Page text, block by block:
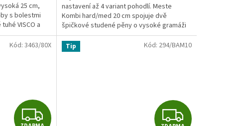
25 cm,
s bolestmi
VISCO a
nastavení až 4 variant pohodlí. Meste
Kombi hard/med 20 cm spojuje dvě
špičkové studené pěny o vysoké gramáži
55 kg/m³ do jednoho jádra. Tato
konstrukce vám umožní...
Z
Kód: 3463/80X Tip
Z
Kód: 294/BAM10